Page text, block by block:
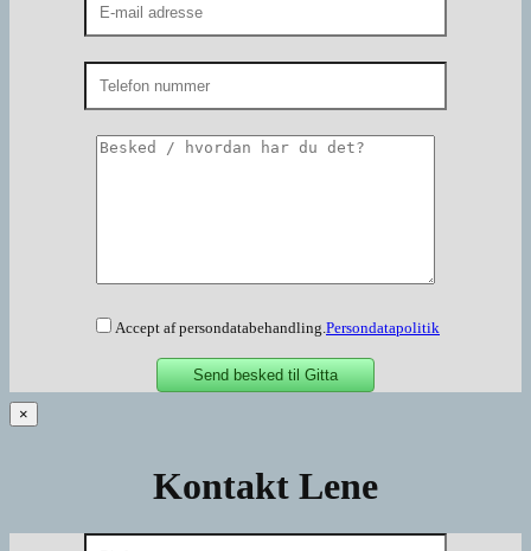
Accept af persondatabehandling.Persondatapolitik
×
Kontakt Lene